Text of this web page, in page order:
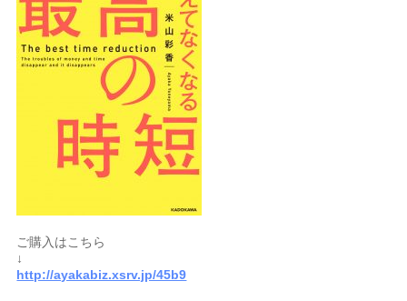
ご購入はこちら
↓
http://ayakabiz.xsrv.jp/45b9